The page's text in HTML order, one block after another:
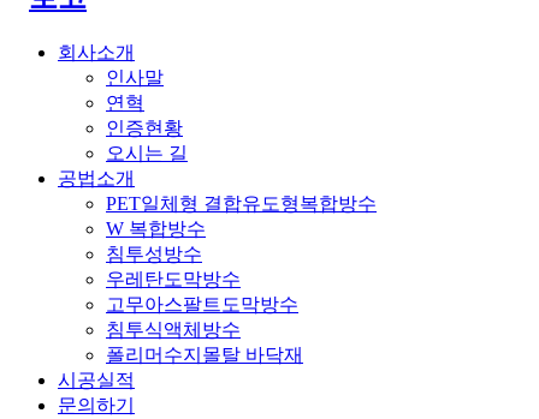
회사소개
인사말
연혁
인증현황
오시는 길
공법소개
PET일체형 결합유도형복합방수
W 복합방수
침투성방수
우레탄도막방수
고무아스팔트도막방수
침투식액체방수
폴리머수지몰탈 바닥재
시공실적
문의하기